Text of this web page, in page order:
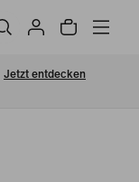
Jetzt entdecken